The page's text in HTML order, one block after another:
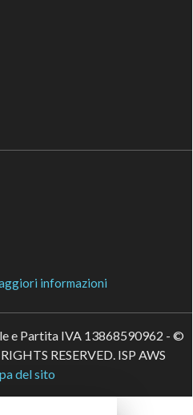
informazioni
e Partita IVA 13868590962 - ©
RESERVED. ISP AWS
del sito